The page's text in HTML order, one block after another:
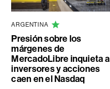
ARGENTINA
Presión sobre los
márgenes de
MercadoLibre inquieta a
inversores y acciones
caen en el Nasdaq